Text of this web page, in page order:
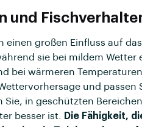
und
einen großen Einfluss auf
sie bei mildem Wetter
bei wärmeren
und
in geschützten
besser ist.
Die Fähigkeit,